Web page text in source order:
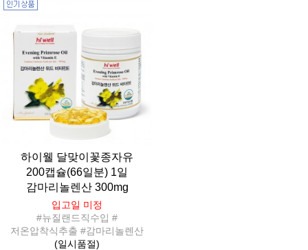
하이웰 달맞이꽃종자유
200캡슐(66일분) 1일
감마리놀렌산 300mg
입고일 미정
#뉴질랜드직수입 #
저온압착식추출 #감마리놀렌산
(일시품절)